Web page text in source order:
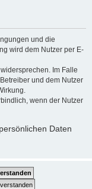
und die
wird dem Nutzer per E-
Im Falle
und dem Nutzer
wenn der Nutzer
Daten